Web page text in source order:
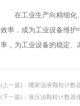
在工业生产向精细化、
效率，成为工业设备维护
率，为工业设备的稳定、
(上一篇) ： 哪家油液颗粒计数
(下一篇) ： 液压油颗粒计数器